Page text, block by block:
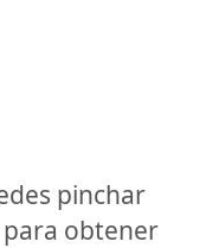
pinchar
para obtener